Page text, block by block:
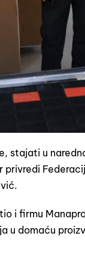
stajati u
i firmu
u domaću